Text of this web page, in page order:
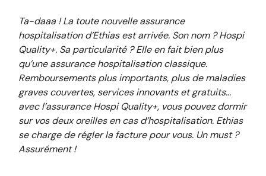
Ta-daaa ! La toute nouvelle assurance
hospitalisation d’Ethias est arrivée. Son nom ? Hospi
Quality+. Sa particularité ? Elle en fait bien plus
qu’une assurance hospitalisation classique.
Remboursements plus importants, plus de maladies
graves couvertes, services innovants et gratuits…
avec l’assurance Hospi Quality+, vous pouvez dormir
sur vos deux oreilles en cas d’hospitalisation. Ethias
se charge de régler la facture pour vous. Un must ?
Assurément !